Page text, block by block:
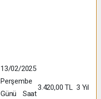
13/02/2025
Perşembe
Günü Saat
3.420,00 TL 3 Yıl